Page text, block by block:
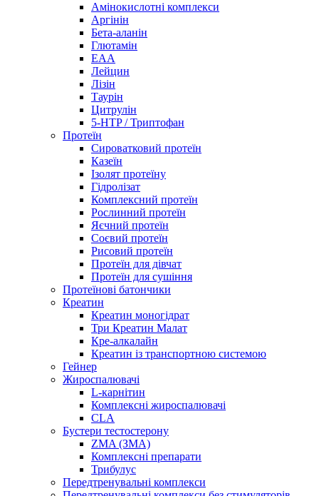
Амінокислотні комплекси
Аргінін
Бета-аланін
Глютамін
EAA
Лейцин
Лізін
Таурін
Цитрулін
5-HTP / Триптофан
Протеїн
Сироватковий протеїн
Казеїн
Ізолят протеїну
Гідролізат
Комплексний протеїн
Рослинний протеїн
Яєчний протеїн
Соєвий протеїн
Рисовий протеїн
Протеїн для дівчат
Протеїн для сушіння
Протеїнові батончики
Креатин
Креатин моногідрат
Три Креатин Малат
Кре-алкалайн
Креатин із транспортною системою
Гейнер
Жироспалювачі
L-карнітин
Комплексні жироспалювачі
CLA
Бустери тестостерону
ZMA (ЗМА)
Комплексні препарати
Трибулус
Передтренувальні комплекси